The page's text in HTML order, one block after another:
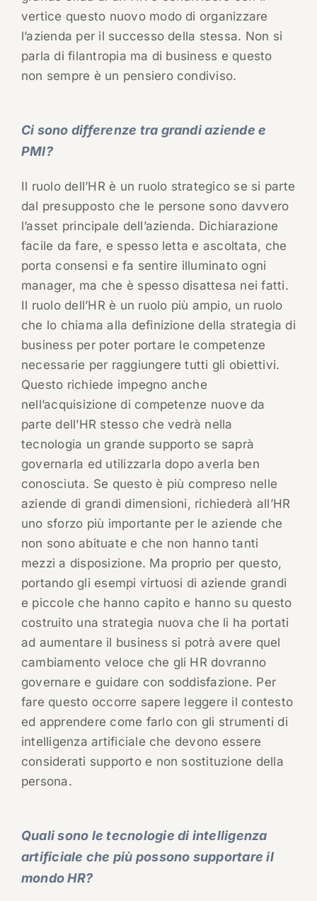
vertice questo nuovo modo di organizzare
l’azienda per il successo della stessa. Non si
parla di filantropia ma di business e questo
non sempre è un pensiero condiviso.
Ci sono differenze tra grandi aziende e
PMI?
Il ruolo dell’HR è un ruolo strategico se si parte
dal presupposto che le persone sono davvero
l’asset principale dell’azienda. Dichiarazione
facile da fare, e spesso letta e ascoltata, che
porta consensi e fa sentire illuminato ogni
manager, ma che è spesso disattesa nei fatti.
Il ruolo dell’HR è un ruolo più ampio, un ruolo
che lo chiama alla definizione della strategia di
business per poter portare le competenze
necessarie per raggiungere tutti gli obiettivi.
Questo richiede impegno anche
nell’acquisizione di competenze nuove da
parte dell’HR stesso che vedrà nella
tecnologia un grande supporto se saprà
governarla ed utilizzarla dopo averla ben
conosciuta. Se questo è più compreso nelle
aziende di grandi dimensioni, richiederà all’HR
uno sforzo più importante per le aziende che
non sono abituate e che non hanno tanti
mezzi a disposizione. Ma proprio per questo,
portando gli esempi virtuosi di aziende grandi
e piccole che hanno capito e hanno su questo
costruito una strategia nuova che li ha portati
ad aumentare il business si potrà avere quel
cambiamento veloce che gli HR dovranno
governare e guidare con soddisfazione. Per
fare questo occorre sapere leggere il contesto
ed apprendere come farlo con gli strumenti di
intelligenza artificiale che devono essere
considerati supporto e non sostituzione della
persona.
Quali sono le tecnologie di intelligenza
artificiale che più possono supportare il
mondo HR?